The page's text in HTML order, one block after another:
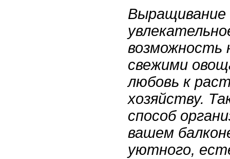
Выращивание
возможность
свежими
любовь к
хозяйству.
способ
вашем
уютного,